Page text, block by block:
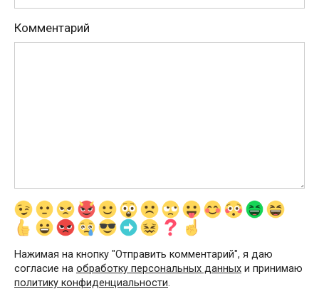
Комментарий
Нажимая на кнопку "Отправить комментарий", я даю
согласие на обработку персональных данных и принимаю
политику конфиденциальности.